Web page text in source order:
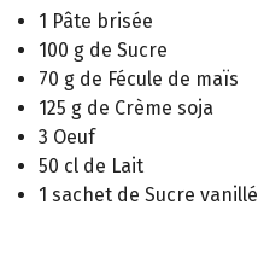
1 Pâte brisée
100 g de Sucre
70 g de Fécule de maïs
125 g de Crème soja
3 Oeuf
50 cl de Lait
1 sachet de Sucre vanillé